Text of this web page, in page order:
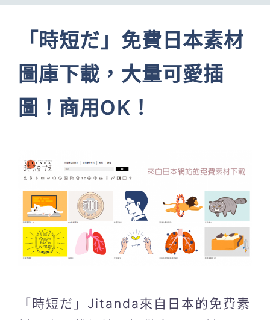
「時短だ」免費日本素材
圖庫下載，大量可愛插
圖！商用OK！
「時短だ」Jitanda來自日本的免費素